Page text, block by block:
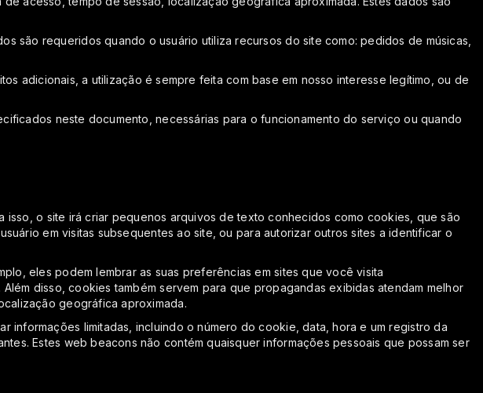
são requeridos quando o usuário utiliza recursos do site como: pedidos de músicas,
adicionais, a utilização é sempre feita com base em nosso interesse legítimo, ou de
neste documento, necessárias para o funcionamento do serviço ou quando
o site irá criar pequenos arquivos de texto conhecidos como cookies, que são
em visitas subsequentes ao site, ou para autorizar outros sites a identificar o
eles podem lembrar as suas preferências em sites que você visita
disso, cookies também servem para que propagandas exibidas atendam melhor
geográfica aproximada.
informações limitadas, incluindo o número do cookie, data, hora e um registro da
Estes web beacons não contém quaisquer informações pessoais que possam ser